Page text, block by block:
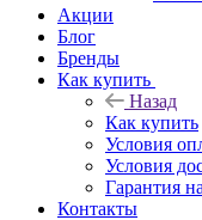
Акции
Блог
Бренды
Как купить
Назад
Как купить
Условия
Условия
Гарантия
Контакты